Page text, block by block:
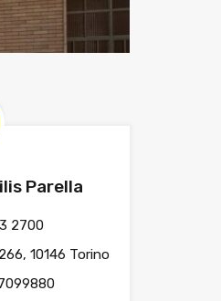
Parella
2700
10146 Torino